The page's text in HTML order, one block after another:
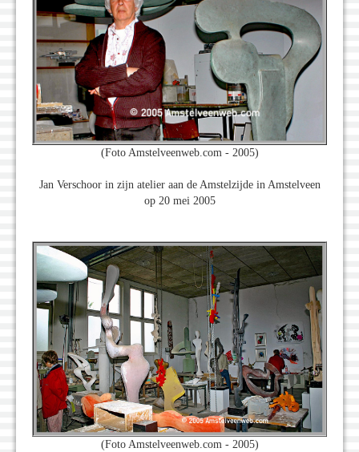
(Foto Amstelveenweb.com - 2005)
Jan Verschoor in zijn atelier aan de Amstelzijde in Amstelveen
op 20 mei 2005
(Foto Amstelveenweb.com - 2005)